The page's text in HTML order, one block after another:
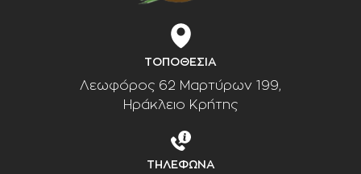
ΤΟΠΟΘΕΣΙΑ
Λεωφόρος 62 Μαρτύρων 199,
Ηράκλειο Κρήτης
ΤΗΛΕΦΩΝΑ